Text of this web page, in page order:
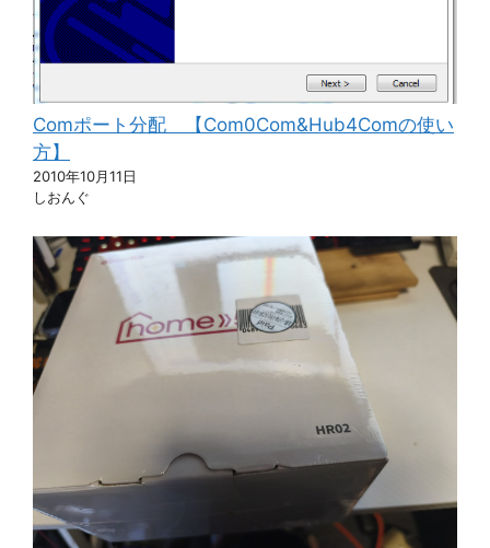
Comポート分配 【Com0Com&Hub4Comの使い
方】
2010年10月11日
しおんぐ